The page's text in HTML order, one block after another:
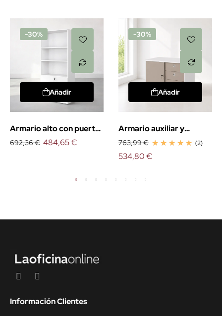
-30%
Añadir
Armario alto con puertas
bajas
692,36 € 484,65 €
-30%
Añadir
Armario auxiliar y
cajonera Serie G3
763,99 € (2)
534,80 €
Información Clientes